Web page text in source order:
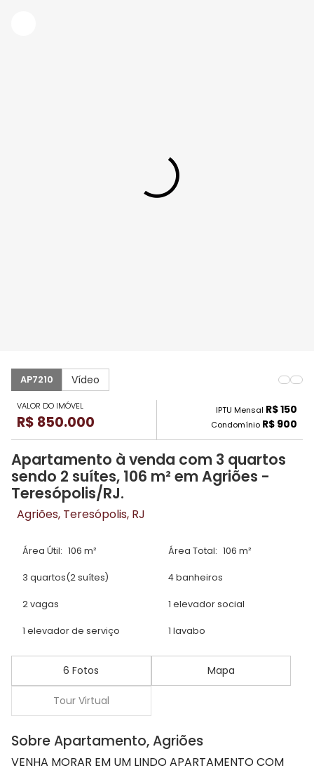
AP7210 Vídeo
VALOR DO IMÓVEL
R$ 850.000
IPTU Mensal R$ 150
Condomínio R$ 900
Apartamento à venda com 3 quartos
sendo 2 suítes, 106 m² em Agriões -
Teresópolis/RJ.
Agriões, Teresópolis, RJ
Área Útil: 106 m² Área Total: 106 m²
3 quartos(2 suítes) 4 banheiros
2 vagas 1 elevador social
1 elevador de serviço 1 lavabo
6 Fotos Mapa
Tour Virtual
Sobre Apartamento, Agriões
VENHA MORAR EM UM LINDO APARTAMENTO COM